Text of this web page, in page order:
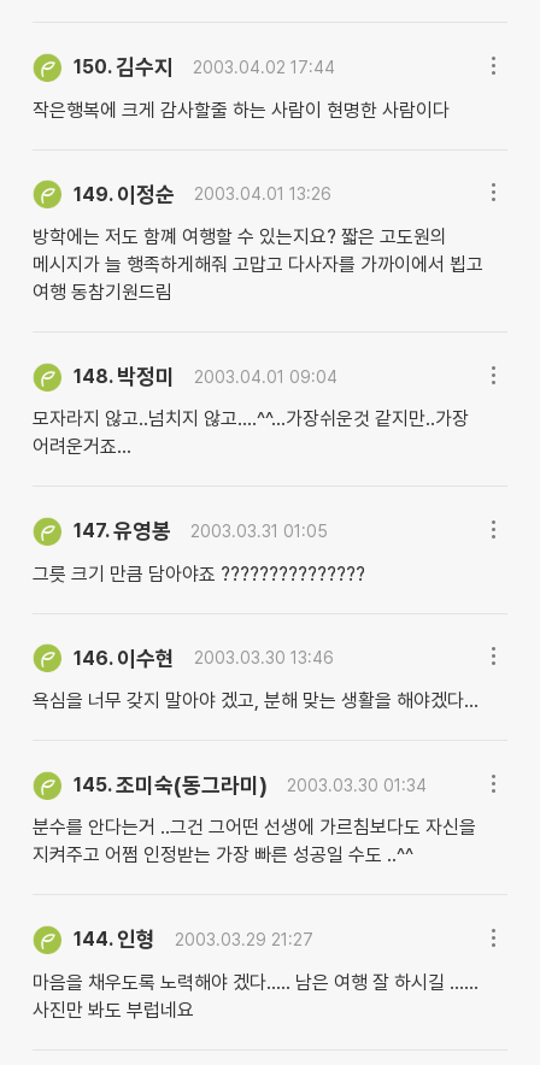
150.김수지 2003.04.02 17:44
작은행복에 크게 감사할줄 하는 사람이 현명한 사람이다
149. 이정순 2003.04.01 13:26
방학에는 저도 함꼐 여행할 수 있는지요? 짧은 고도원의
메시지가 늘 행족하게해줘 고맙고 다사자를 가까이에서 뵙고
여행 동참기원드림
148. 박정미 2003.04.01 09:04
모자라지 않고..넘치지 않고....^^...가장쉬운것 같지만..가장
어려운거죠...
147.유영봉 2003.03.31 01:05
그릇 크기 만큼 담아야죠 ???????????????
146. 이수현 2003.03.30 13:46
욕심을 너무 갖지 말아야 겠고, 분해 맞는 생활을 해야겠다...
145.조미숙(동그라미) 2003.03.30 01:34
분수를 안다는거 ..그건 그어떤 선생에 가르침보다도 자신을
지켜주고 어쩜 인정받는 가장 빠른 성공일 수도 ..^^
144.인형 2003.03.29 21:27
마음을 채우도록 노력해야 겠다..... 남은 여행 잘 하시길 ......
사진만 봐도 부럽네요